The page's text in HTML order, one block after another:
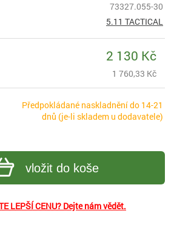
73327.055-30
5.11 TACTICAL
2 130 Kč
1 760,33 Kč
Předpokládané naskladnění do 14-21
dnů (je-li skladem u dodavatele)
vložit do koše
LEPŠÍ CENU? Dejte nám vědět.